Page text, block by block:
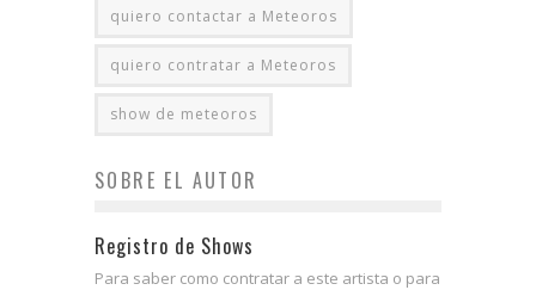
quiero contactar a Meteoros
quiero contratar a Meteoros
show de meteoros
SOBRE EL AUTOR
Registro de Shows
Para saber como contratar a este artista o para